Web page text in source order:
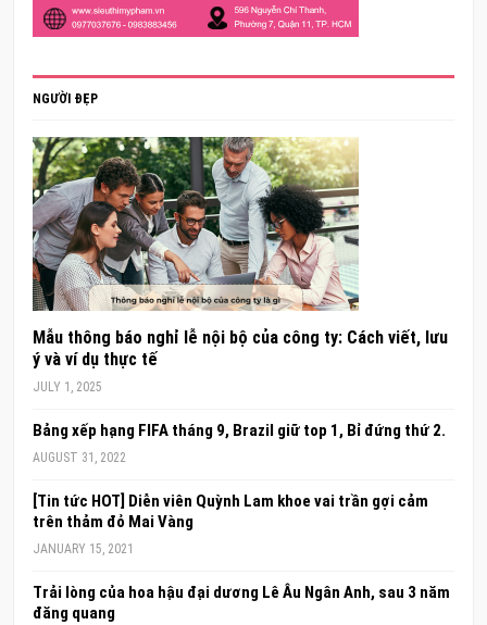
NGƯỜI ĐẸP
Mẫu thông báo nghỉ lễ nội bộ của công ty: Cách viết, lưu
ý và ví dụ thực tế
JULY 1, 2025
Bảng xếp hạng FIFA tháng 9, Brazil giữ top 1, Bỉ đứng thứ 2.
AUGUST 31, 2022
[Tin tức HOT] Diễn viên Quỳnh Lam khoe vai trần gợi cảm
trên thảm đỏ Mai Vàng
JANUARY 15, 2021
Trải lòng của hoa hậu đại dương Lê Âu Ngân Anh, sau 3 năm
đăng quang